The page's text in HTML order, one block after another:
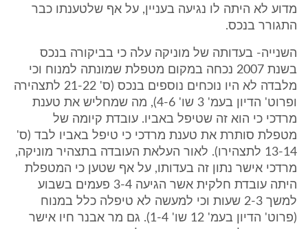
מדוע לא היתה לו נגיעה בעניין, על אף שלטענתו כבר
התגורר בנכס.
השנייה- בעדותה של מוניקה עלה כי בביקורה בנכס
בשנת 2007 נכחה במקום מטפלת שמונתה למנוח וכי
מלבדה לא היו נוכחים נוספים בנכס (ס' 21-22 לתצהירה
ופרוט' הדיון בעמ' 3 שו' 4-6), מה שמחליש את טענת
מרדכי כי הוא זה שטיפל באביו. עובדת קיומה של
מטפלת סותרת את טענת מרדכי כי טיפל באביו לבד (ס'
13-14 לתצהירו). לאור העלאת העובדה בתצהיר מוניקה,
מרדכי אישר נתון זה בעדותו, על אף שטען כי המטפלת
היתה עובדת חלקית אשר הגיעה 3-4 פעמים בשבוע
למשך 2-3 שעות וכי למעשה לא טיפלה כלל במנוח
(פרוט' הדיון בעמ' 12 שו' 1-4). גם מר אבנר חיו אישר